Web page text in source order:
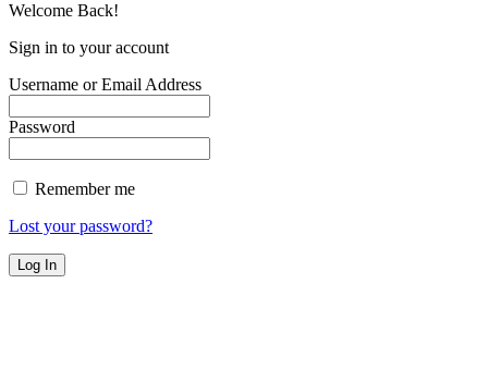
Welcome Back!
Sign in to your account
Username or Email Address
Password
Remember me
Lost your password?